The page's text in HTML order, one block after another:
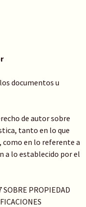
documentos u
de autor sobre
tanto en lo que
como en lo referente a
a lo establecido por el
SOBRE PROPIEDAD